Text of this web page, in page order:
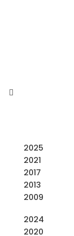
2025
2021
2017
2013
2009
2024
2020